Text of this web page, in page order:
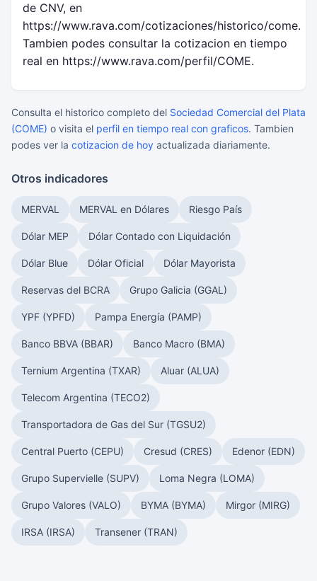
de CNV, en
https://www.rava.com/cotizaciones/historico/come.
Tambien podes consultar la cotizacion en tiempo
real en https://www.rava.com/perfil/COME.
Consulta el historico completo del Sociedad Comercial del Plata
(COME) o visita el perfil en tiempo real con graficos. Tambien
podes ver la cotizacion de hoy actualizada diariamente.
Otros indicadores
MERVAL MERVAL en Dólares Riesgo País
Dólar MEP Dólar Contado con Liquidación
Dólar Blue Dólar Oficial Dólar Mayorista
Reservas del BCRA Grupo Galicia (GGAL)
YPF (YPFD) Pampa Energía (PAMP)
Banco BBVA (BBAR) Banco Macro (BMA)
Ternium Argentina (TXAR) Aluar (ALUA)
Telecom Argentina (TECO2)
Transportadora de Gas del Sur (TGSU2)
Central Puerto (CEPU) Cresud (CRES) Edenor (EDN)
Grupo Supervielle (SUPV) Loma Negra (LOMA)
Grupo Valores (VALO) BYMA (BYMA) Mirgor (MIRG)
IRSA (IRSA) Transener (TRAN)